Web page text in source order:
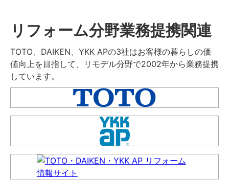
リフォーム分野業務提携関連
TOTO、DAIKEN、YKK APの3社はお客様の暮らしの価
値向上を目指して、リモデル分野で2002年から業務提携
しています。